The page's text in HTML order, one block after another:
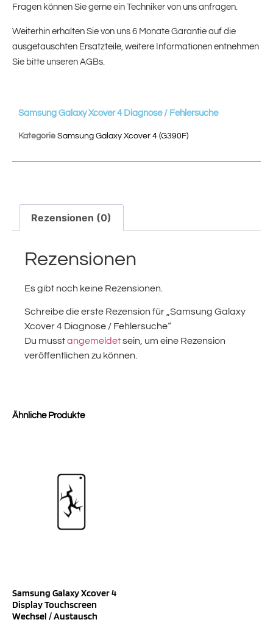
Fragen können Sie gerne ein Techniker von uns anfragen.
Weiterhin erhalten Sie von uns 6 Monate Garantie auf die
ausgetauschten Ersatzteile, weitere Informationen entnehmen
Sie bitte unseren AGBs.
Ähnliche Produkte
Samsung Galaxy Xcover 4
Display Touchscreen
Wechsel / Austausch
Samsung Galaxy Xcover 4 Diagnose / Fehlersuche
Kategorie Samsung Galaxy Xcover 4 (G390F)
Rezensionen (0)
Rezensionen
Es gibt noch keine Rezensionen.
Schreibe die erste Rezension für „Samsung Galaxy
Xcover 4 Diagnose / Fehlersuche“
Du musstangemeldetsein, um eine Rezension
veröffentlichen zu können.